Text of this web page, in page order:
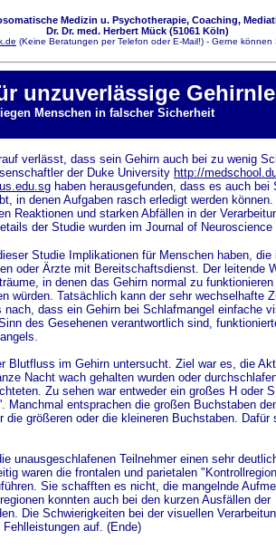
Medizin u. Psychotherapie, Coaching,
Dr. Dr. med. Herbert Mück (51061 Köln)
(Keine Beratungen per Telefon oder E-Mail!) - Gerne können
unzuverlässige
Menschen in falscher Sicherheit
verlässt, dass sein Gehirn auch bei zu wenig
der Duke University http://
haben herausgefunden, dass es auch bei
in denen Aufgaben rasch erledigt werden
Reaktionen und starken Abfällen in der
der Studie wurden im Journal of
Studie Implikationen für Menschen haben, die
oder Ärzte mit Bereitschaftsdienst. Der leitende
in denen das Gehirn normal zu
würden. Tatsächlich kann der sehr wechselhafte
dass ein Gehirn bei Schlafmangel einfache
des Gesehenen verantwortlich sind,
Blutfluss im Gehirn untersucht. Ziel war es, die
Nacht wach gehalten wurden oder
Zu sehen war entweder ein großes H oder
Manchmal entsprachen die großen Buchstaben
größeren oder die kleineren Buchstaben. Dafür
unausgeschlafenen Teilnehmer einen sehr
waren die frontalen und parietalen
Sie schafften es nicht, die mangelnde
konnten auch bei den kurzen Ausfällen der
Die Schwierigkeiten bei der visuellen
auf. (Ende)